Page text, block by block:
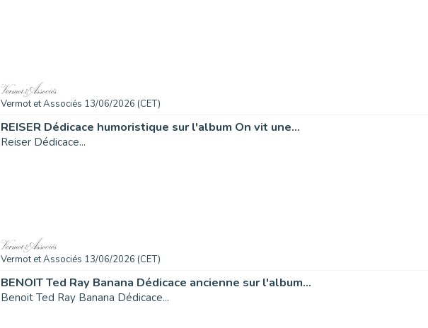
Vermot et Associés 13/06/2026 (CET)
REISER Dédicace humoristique sur l'album On vit une...
Reiser Dédicace...
Vermot et Associés 13/06/2026 (CET)
BENOIT Ted Ray Banana Dédicace ancienne sur l'album...
Benoit Ted Ray Banana Dédicace...